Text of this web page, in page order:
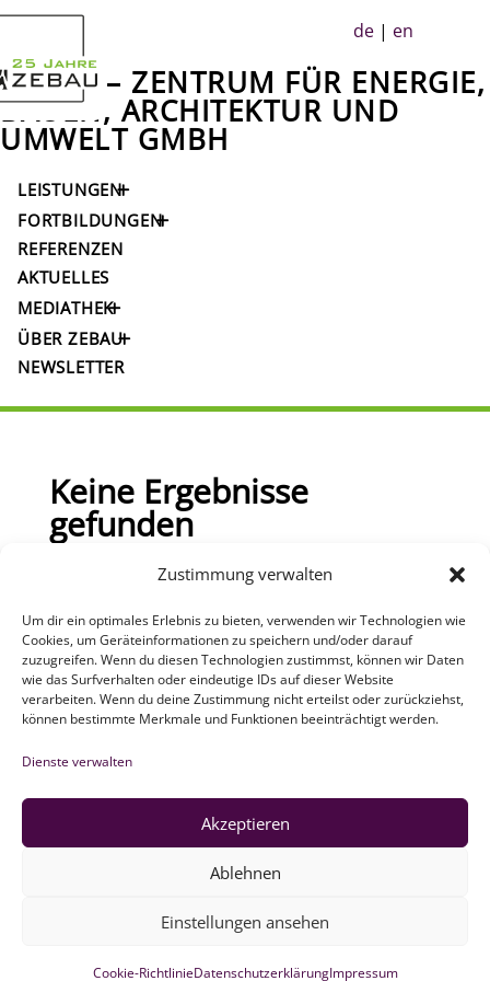
Zustimmung verwalten
Um dir ein optimales Erlebnis zu bieten, verwenden wir Technologien wie
Cookies, um Geräteinformationen zu speichern und/oder darauf
zuzugreifen. Wenn du diesen Technologien zustimmst, können wir Daten
wie das Surfverhalten oder eindeutige IDs auf dieser Website
verarbeiten. Wenn du deine Zustimmung nicht erteilst oder zurückziehst,
können bestimmte Merkmale und Funktionen beeinträchtigt werden.
Dienste verwalten
Akzeptieren
Ablehnen
Einstellungen ansehen
Cookie-RichtlinieDatenschutzerklärungImpressum
de | en
ZEBAU – ZENTRUM FÜR ENERGIE,
BAUEN, ARCHITEKTUR UND
UMWELT GMBH
LEISTUNGEN
FORTBILDUNGEN
REFERENZEN
AKTUELLES
MEDIATHEK
ÜBER ZEBAU
NEWSLETTER
Keine Ergebnisse
gefunden
Die angefragte Seite konnte nicht gefunden
verwenden Sie die Navigation oben, um den
Beitrag zu finden.
ZEBAU GMBH
Newsletter
Folgen
Folgen
Datenschutz
Widerruf